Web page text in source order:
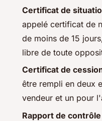
Certificat de
appelé certificat de
de moins de 15
libre de toute
Certificat de
être rempli en deux
vendeur et un pour
Rapport de